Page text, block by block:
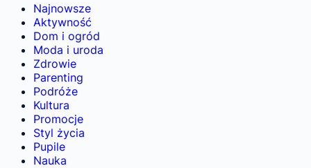
Najnowsze
Aktywność
Dom i ogród
Moda i uroda
Zdrowie
Parenting
Podróże
Kultura
Promocje
Styl życia
Pupile
Nauka